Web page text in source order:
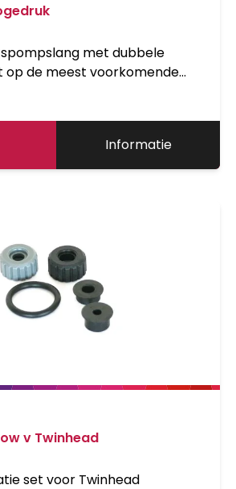
met dubbele
op de meest voorkomende
Informatie
v Twinhead
set voor Twinhead